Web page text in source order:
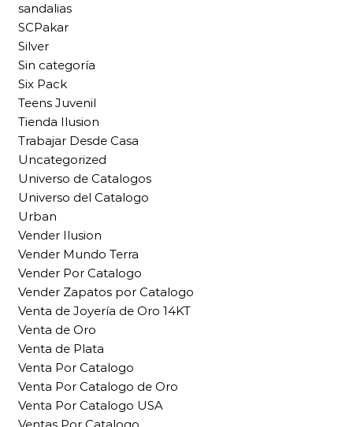
sandalias
SCPakar
Silver
Sin categoría
Six Pack
Teens Juvenil
Tienda Ilusion
Trabajar Desde Casa
Uncategorized
Universo de Catalogos
Universo del Catalogo
Urban
Vender Ilusion
Vender Mundo Terra
Vender Por Catalogo
Vender Zapatos por Catalogo
Venta de Joyería de Oro 14KT
Venta de Oro
Venta de Plata
Venta Por Catalogo
Venta Por Catalogo de Oro
Venta Por Catalogo USA